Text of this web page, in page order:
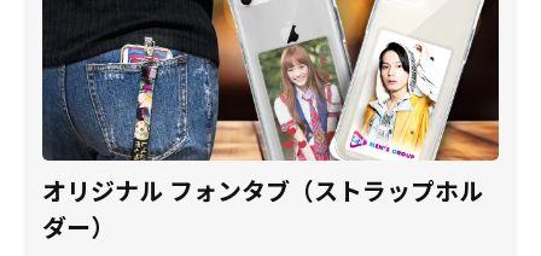
オリジナル フォンタブ（ストラップホル
ダー）